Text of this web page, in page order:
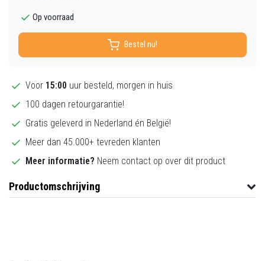
Op voorraad
Bestel nu!
Voor 15:00 uur besteld, morgen in huis
100 dagen retourgarantie!
Gratis geleverd in Nederland én België!
Meer dan 45.000+ tevreden klanten
Meer informatie? Neem contact op over dit product
Productomschrijving